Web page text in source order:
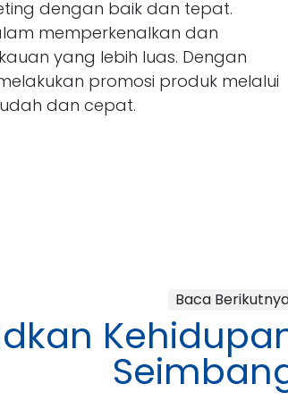
dengan baik dan tepat.
memperkenalkan dan
yang lebih luas. Dengan
promosi produk melalui
dan cepat.
Baca